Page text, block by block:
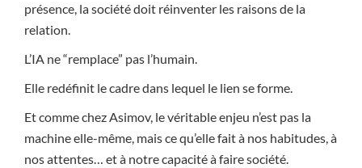
présence, la société doit réinventer les raisons de la
relation.
L’IA ne “remplace” pas l’humain.
Elle redéfinit le cadre dans lequel le lien se forme.
Et comme chez Asimov, le véritable enjeu n’est pas la
machine elle-même, mais ce qu’elle fait à nos habitudes, à
nos attentes… et à notre capacité à faire société.